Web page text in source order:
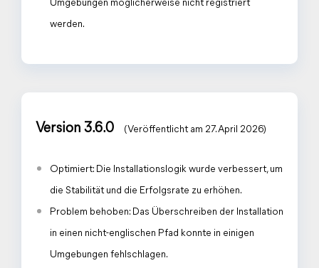
Umgebungen möglicherweise nicht registriert
werden.
Version 3.6.0 (Veröffentlicht am 27. April 2026)
Optimiert: Die Installationslogik wurde verbessert, um
die Stabilität und die Erfolgsrate zu erhöhen.
Problem behoben: Das Überschreiben der Installation
in einen nicht-englischen Pfad konnte in einigen
Umgebungen fehlschlagen.